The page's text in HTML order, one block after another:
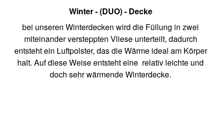
Winter - (DUO) - Decke
bei unseren Winterdecken wird die Füllung in zwei
miteinander versteppten Vliese unterteilt, dadurch
entsteht ein Luftpolster, das die Wärme ideal am Körper
halt. Auf diese Weise entsteht eine relativ leichte und
doch sehr wärmende Winterdecke.